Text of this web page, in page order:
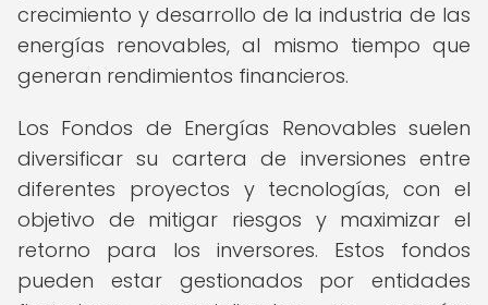
crecimiento y desarrollo de la industria de las
energías renovables, al mismo tiempo que
generan rendimientos financieros.
Los Fondos de Energías Renovables suelen
diversificar su cartera de inversiones entre
diferentes proyectos y tecnologías, con el
objetivo de mitigar riesgos y maximizar el
retorno para los inversores. Estos fondos
pueden estar gestionados por entidades